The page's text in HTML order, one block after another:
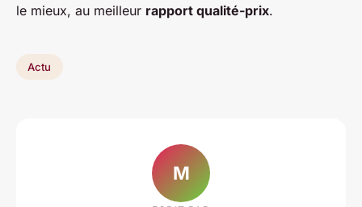
le mieux, au meilleur rapport qualité-prix.
Actu
M